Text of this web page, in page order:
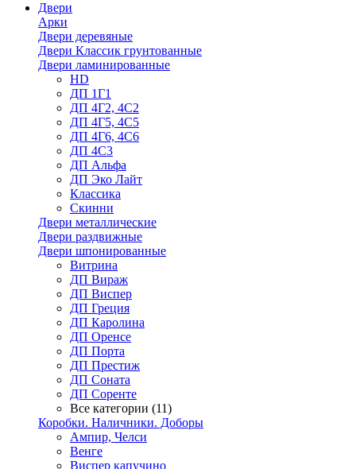
Двери
Арки
Двери деревяные
Двери Классик грунтованные
Двери ламинированные
HD
ДП 1Г1
ДП 4Г2, 4С2
ДП 4Г5, 4С5
ДП 4Г6, 4С6
ДП 4С3
ДП Альфа
ДП Эко Лайт
Классика
Скинни
Двери металлические
Двери раздвижные
Двери шпонированные
Витрина
ДП Вираж
ДП Виспер
ДП Греция
ДП Каролина
ДП Оренсе
ДП Порта
ДП Престиж
ДП Соната
ДП Соренте
Все категории (11)
Коробки. Наличники. Доборы
Ампир, Челси
Венге
Виспер капучино